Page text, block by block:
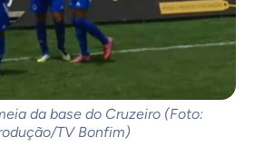
da base do Cruzeiro (Foto:
TV Bonfim)